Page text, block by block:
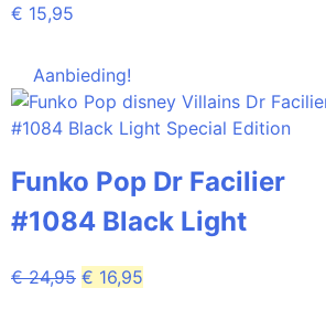
€ 15,95
Aanbieding!
Funko Pop Dr Facilier
#1084 Black Light
€24,95 € 16,95